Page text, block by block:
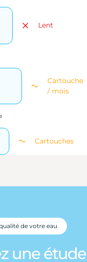
Lent
Cartouche
/ mois
Cartouches
de votre eau
une étude